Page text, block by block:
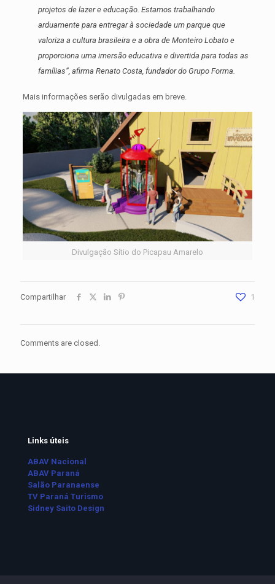
projetos de lazer e educação. Estamos trabalhando
arduamente para entregar à sociedade um parque que
valoriza a cultura brasileira e a obra de Monteiro Lobato e
proporciona uma imersão educativa e divertida para todas as
famílias”, afirma Renato Costa, fundador do Grupo Forma.
Mais informações serão divulgadas em breve.
Divulgação Sítio do Picapau Amarelo
Compartilhar 1
Comments are closed.
Links úteis
ABAV Nacional
ABAV Paraná
Salão Paranaense
TV Paraná Turismo
Sidney Saito Design